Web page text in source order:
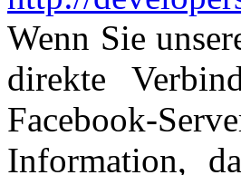
Wenn Sie
direkte
Facebook-
Information,